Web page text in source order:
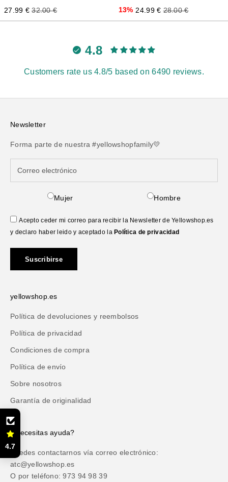
Precio de oferta
27.99 €Precio normal
32.00 € 13% Precio de oferta
24.99 €Precio normal
28.00 €
4.8
Customers rate us 4.8/5 based on 6490 reviews.
Newsletter
Forma parte de nuestra #yellowshopfamily💛
Mujer Hombre
Acepto ceder mi correo para recibir la Newsletter de Yellowshop.es
y declaro haber leido y aceptado la Política de privacidad
Suscribirse
yellowshop.es
Política de devoluciones y reembolsos
Política de privacidad
Condiciones de compra
Política de envío
Sobre nosotros
Garantía de originalidad
¿Necesitas ayuda?
Puedes contactarnos vía correo electrónico:
atc@yellowshop.es
O por teléfono: 973 94 98 39
4.7